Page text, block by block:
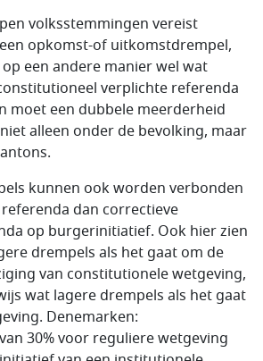
volksstemmingen vereist
opkomst-of uitkomstdrempel,
een andere manier wel wat
verplichte referenda
moet een dubbele meerderheid
alleen onder de bevolking, maar
kunnen ook worden verbonden
dan correctieve
op burgerinitiatief. Ook hier zien
drempels als het gaat om de
van constitutionele wetgeving,
wat lagere drempels als het gaat
Denemarken:
30% voor reguliere wetgeving